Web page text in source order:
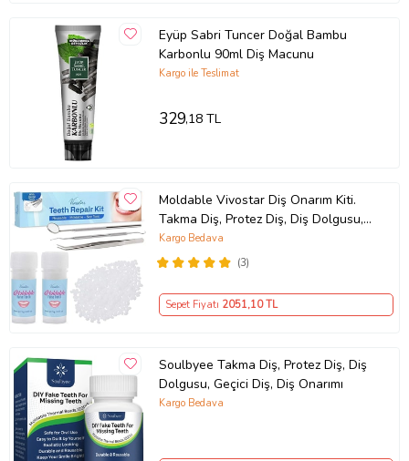
Eyüp Sabri Tuncer Doğal Bambu
Karbonlu 90ml Diş Macunu
Kargo ile Teslimat
329,18 TL
Moldable Vivostar Diş Onarım Kiti.
Takma Diş, Protez Diş, Diş Dolgusu,
Geçici Diş, Diş Onarımı
(3)
Kargo Bedava
Sepet Fiyatı 2051,10 TL
Soulbyee Takma Diş, Protez Diş, Diş
Dolgusu, Geçici Diş, Diş Onarımı
Kargo Bedava